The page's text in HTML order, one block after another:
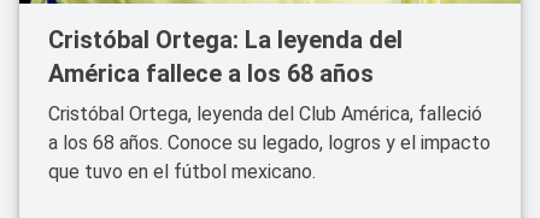
Cristóbal Ortega: La leyenda del
América fallece a los 68 años
Cristóbal Ortega, leyenda del Club América, falleció
a los 68 años. Conoce su legado, logros y el impacto
que tuvo en el fútbol mexicano.